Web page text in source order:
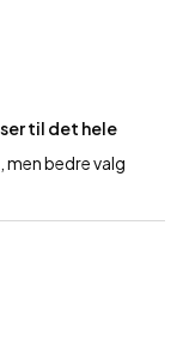
til det hele
bedre valg